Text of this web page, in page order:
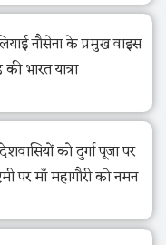
नौसेना के प्रमुख वाइस
भारत यात्रा
को दुर्गा पूजा पर
पर माँ महागौरी को नमन